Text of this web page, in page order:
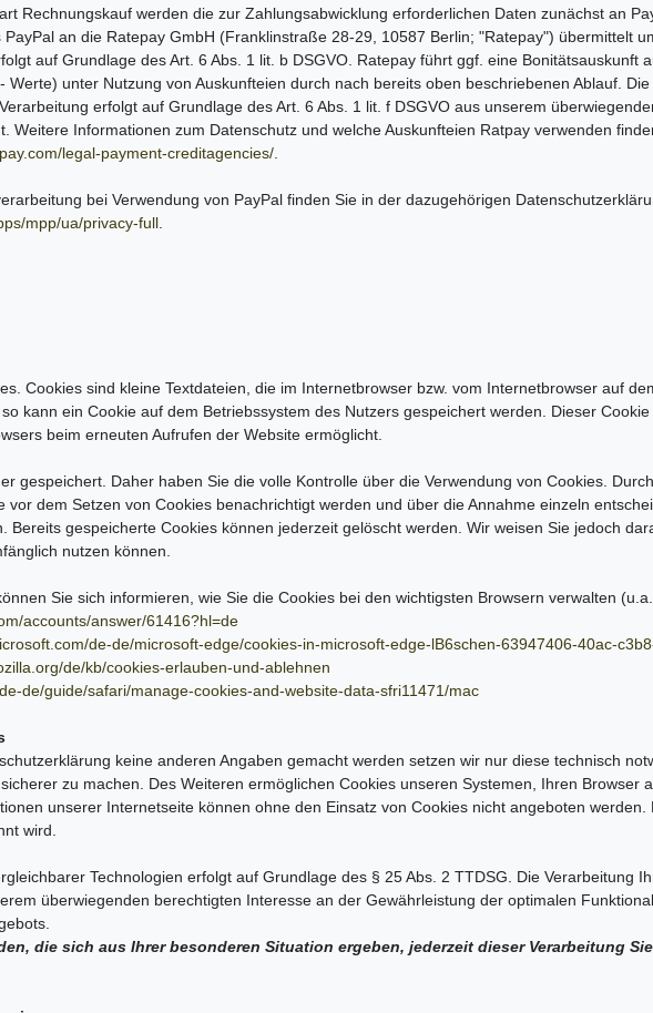
Rechnungskauf werden die zur Zahlungsabwicklung erforderlichen Daten zunächst an
an die Ratepay GmbH (Franklinstraße 28-29, 10587 Berlin; "Ratepay") übermittelt
auf Grundlage des Art. 6 Abs. 1 lit. b DSGVO. Ratepay führt ggf. eine Bonitätsauskunft
Werte) unter Nutzung von Auskunfteien durch nach bereits oben beschriebenen Ablauf.
erfolgt auf Grundlage des Art. 6 Abs. 1 lit. f DSGVO aus unserem
Weitere Informationen zum Datenschutz und welche Auskunfteien Ratpay verwenden
legal-payment-creditagencies/
bei Verwendung von PayPal finden Sie in der dazugehörigen
mpp/ua/privacy-full
Cookies sind kleine Textdateien, die im Internetbrowser bzw. vom Internetbrowser auf
kann ein Cookie auf dem Betriebssystem des Nutzers gespeichert werden. Dieser
beim erneuten Aufrufen der Website ermöglicht.
gespeichert. Daher haben Sie die volle Kontrolle über die Verwendung von Cookies.
vor dem Setzen von Cookies benachrichtigt werden und über die Annahme einzeln
Bereits gespeicherte Cookies können jederzeit gelöscht werden. Wir weisen Sie jedoch
nutzen können.
Sie sich informieren, wie Sie die Cookies bei den wichtigsten Browsern verwalten
accounts/answer/61416?hl=de
de-de/microsoft-edge/cookies-in-microsoft-edge-lB6schen-63947406-40ac-
de/kb/cookies-erlauben-und-ablehnen
de/guide/safari/manage-cookies-and-website-data-sfri11471/mac
keine anderen Angaben gemacht werden setzen wir nur diese technisch
zu machen. Des Weiteren ermöglichen Cookies unseren Systemen, Ihren Browser
unserer Internetseite können ohne den Einsatz von Cookies nicht angeboten
wird.
Technologien erfolgt auf Grundlage des § 25 Abs. 2 TTDSG. Die Verarbeitung
überwiegenden berechtigten Interesse an der Gewährleistung der optimalen
die sich aus Ihrer besonderen Situation ergeben, jederzeit dieser Verarbeitung